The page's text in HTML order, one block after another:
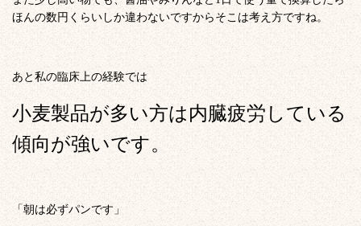
ほんの数円くらいしか違わないですからそこは考え方ですね。
あと私の臨床上の経験では
小麦製品が多い方は内臓疲労している
傾向が強いです。
「朝は必ずパンです」